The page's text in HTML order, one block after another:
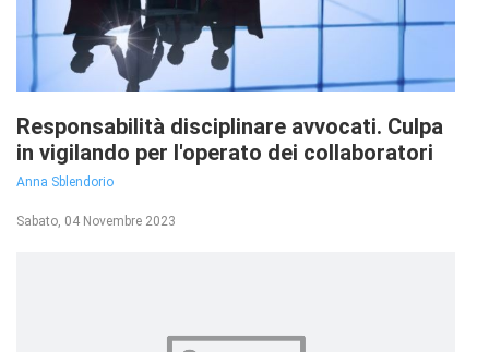
Responsabilità disciplinare avvocati. Culpa
in vigilando per l'operato dei collaboratori
Anna Sblendorio
Sabato, 04 Novembre 2023